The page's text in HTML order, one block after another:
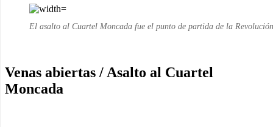
El asalto al Cuartel Moncada fue el punto de partida de la
Venas abiertas / Asalto al Cuartel
Moncada